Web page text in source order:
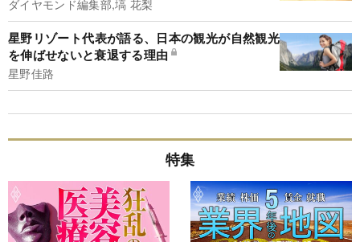
ダイヤモンド編集部,塙 花梨
星野リゾート代表が語る、日本の観光が自然観光
を伸ばせないと衰退する理由
星野佳路
特集